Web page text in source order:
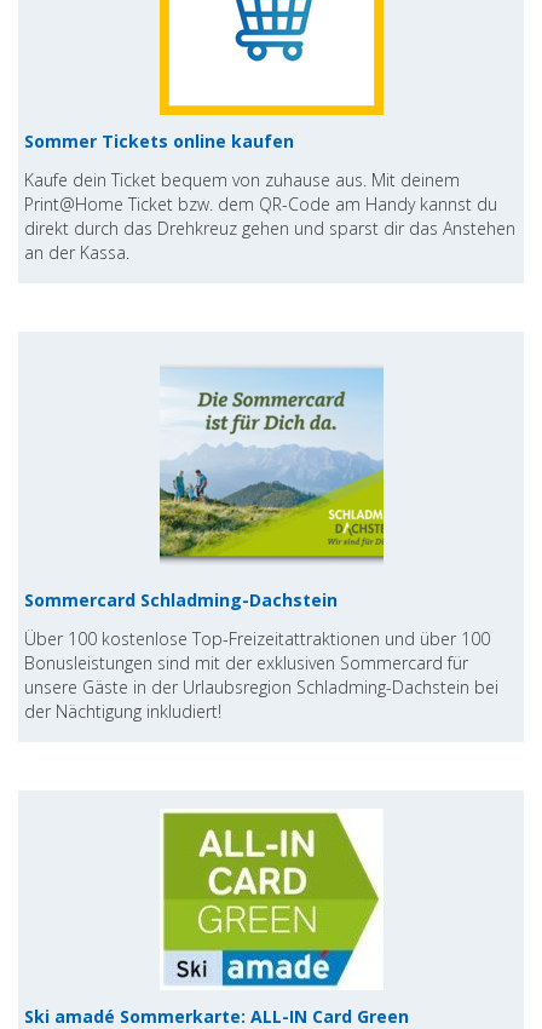
Sommer Tickets online kaufen
Kaufe dein Ticket bequem von zuhause aus. Mit deinem
Print@Home Ticket bzw. dem QR-Code am Handy kannst du
direkt durch das Drehkreuz gehen und sparst dir das Anstehen
an der Kassa.
Sommercard Schladming-Dachstein
Über 100 kostenlose Top-Freizeitattraktionen und über 100
Bonusleistungen sind mit der exklusiven Sommercard für
unsere Gäste in der Urlaubsregion Schladming-Dachstein bei
der Nächtigung inkludiert!
Ski amadé Sommerkarte: ALL-IN Card Green